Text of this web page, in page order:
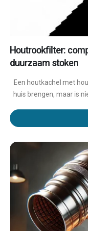
Houtrookfilter:
duurzaam stoken
Een houtkachel met
huis brengen, maar is